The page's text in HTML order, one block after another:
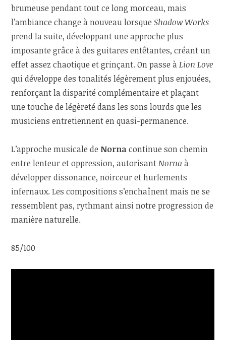
brumeuse pendant tout ce long morceau, mais
l’ambiance change à nouveau lorsqueShadow Works
prend la suite, développant une approche plus
imposante grâce à des guitares entêtantes, créant un
effet assez chaotique et grinçant. On passe àLion Love
qui développe des tonalités légèrement plus enjouées,
renforçant la disparité complémentaire et plaçant
une touche de légèreté dans les sons lourds que les
musiciens entretiennent en quasi-permanence.
L’approche musicale de Nornacontinue son chemin
entre lenteur et oppression, autorisantNorna à
développer dissonance, noirceur et hurlements
infernaux. Les compositions s’enchaînent mais ne se
ressemblent pas, rythmant ainsi notre progression de
manière naturelle.
85/100